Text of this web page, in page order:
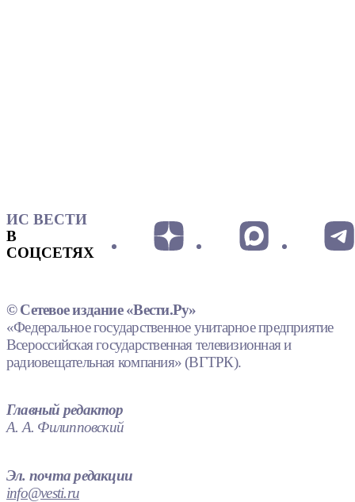
ИС ВЕСТИ
В
СОЦСЕТЯХ
© Сетевое издание «Вести.Ру»
«Федеральное государственное унитарное предприятие
Всероссийская государственная телевизионная и
радиовещательная компания» (ВГТРК).
Главный редактор
А. А. Филипповский
Эл. почта редакции
info@vesti.ru